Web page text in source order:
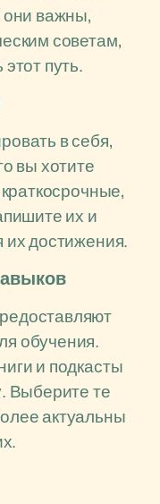
они важны,
советам,
путь.
в себя,
вы хотите
их и
их достижения.
обучения.
и подкасты
Выберите те
актуальны